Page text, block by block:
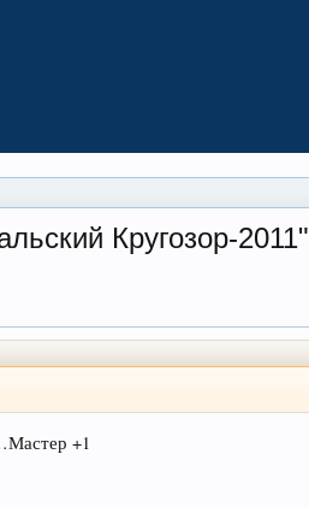
Кругозор-2011"
+1